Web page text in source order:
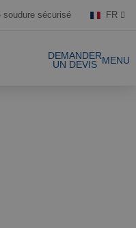
soudure sécurisé FR
DEMANDER
UN DEVIS MENU